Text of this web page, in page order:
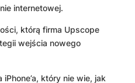
internetowej.
którą firma Upscope
wejścia nowego
który nie wie, jak